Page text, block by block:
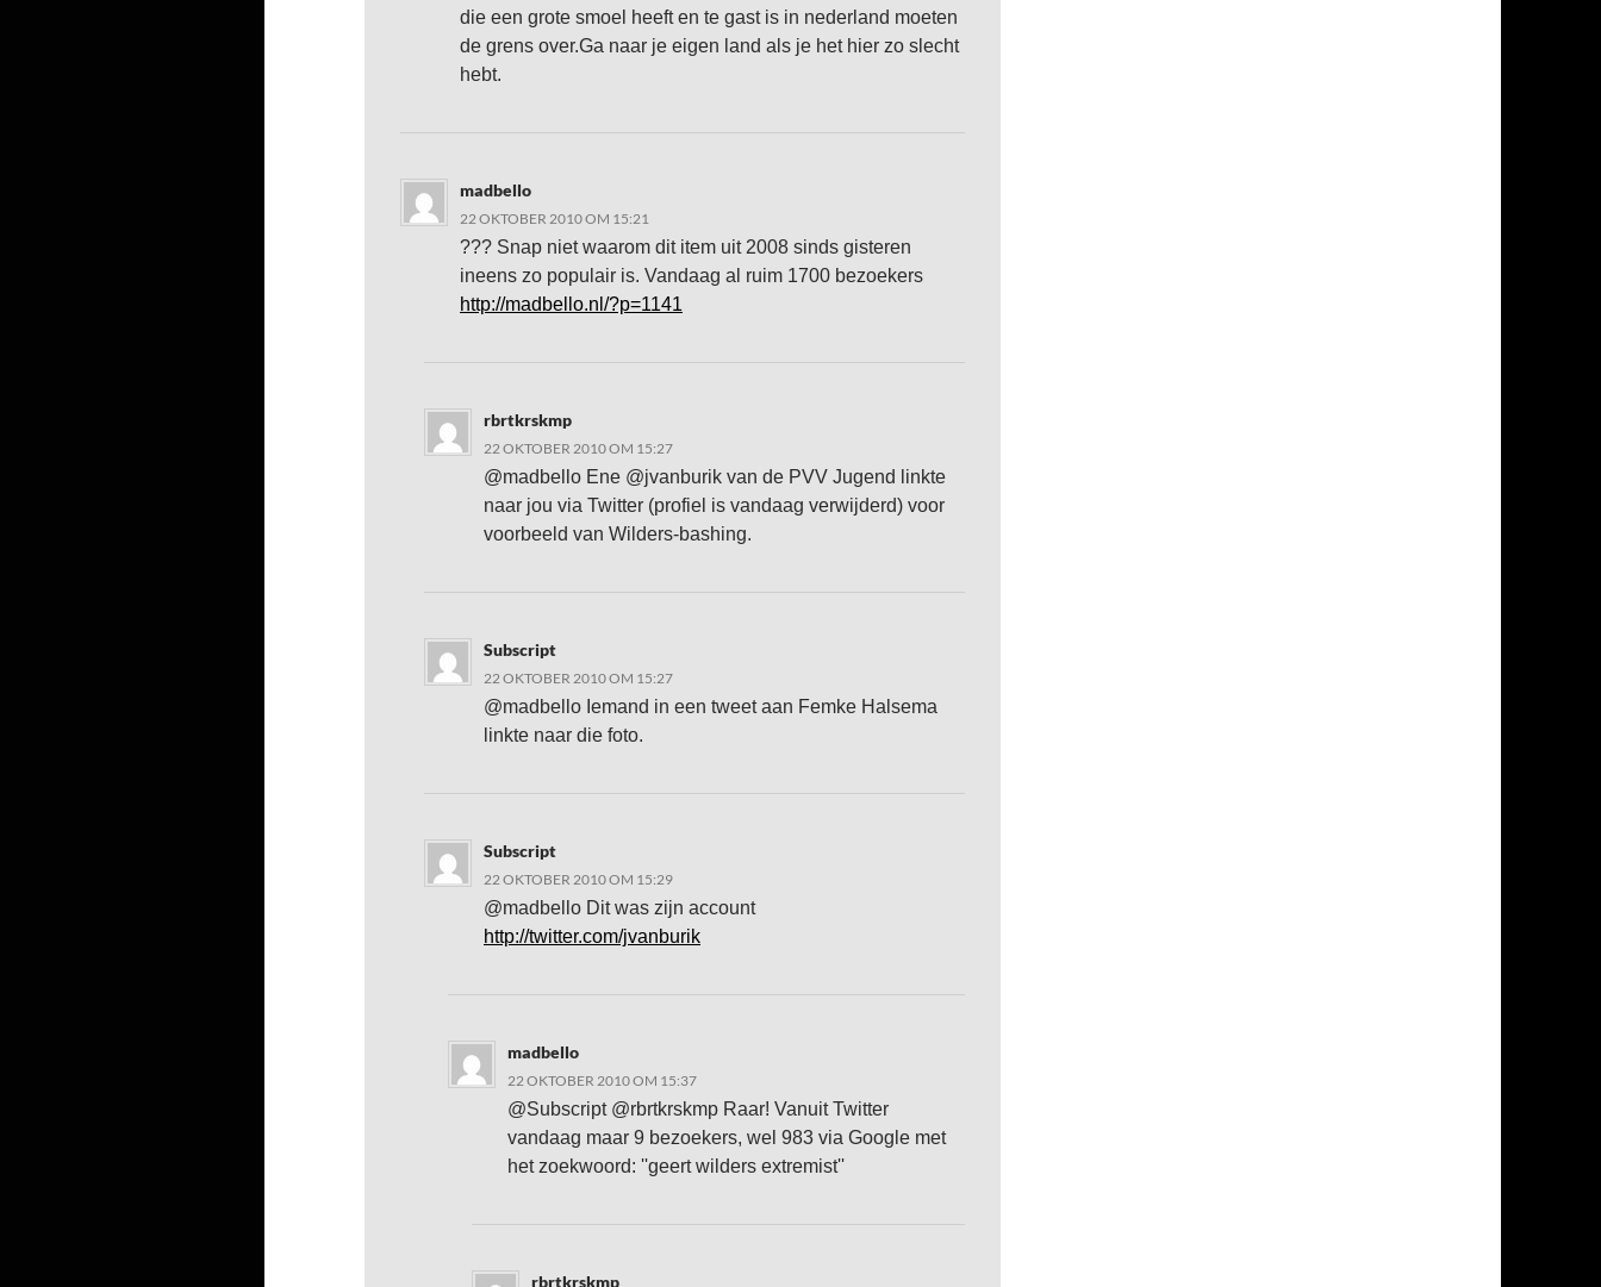
die een grote smoel heeft en te gast is in nederland moeten
de grens over.Ga naar je eigen land als je het hier zo slecht
hebt.
madbello
22 OKTOBER 2010 OM 15:21
??? Snap niet waarom dit item uit 2008 sinds gisteren
ineens zo populair is. Vandaag al ruim 1700 bezoekers
http://madbello.nl/?p=1141
rbrtkrskmp
22 OKTOBER 2010 OM 15:27
@madbello Ene @jvanburik van de PVV Jugend linkte
naar jou via Twitter (profiel is vandaag verwijderd) voor
voorbeeld van Wilders-bashing.
Subscript
22 OKTOBER 2010 OM 15:27
@madbello Iemand in een tweet aan Femke Halsema
linkte naar die foto.
Subscript
22 OKTOBER 2010 OM 15:29
@madbello Dit was zijn account
http://twitter.com/jvanburik
madbello
22 OKTOBER 2010 OM 15:37
@Subscript @rbrtkrskmp Raar! Vanuit Twitter
vandaag maar 9 bezoekers, wel 983 via Google met
het zoekwoord: ''geert wilders extremist''
rbrtkrskmp